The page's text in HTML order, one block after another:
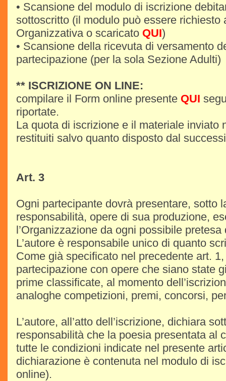
• Scansione del modulo di iscrizione
sottoscritto (il modulo può essere richiesto
Organizzativa o scaricato QUI)
• Scansione della ricevuta di versamento
partecipazione (per la sola Sezione Adulti)
** ISCRIZIONE ON LINE:
compilare il Form online presente QUI
riportate.
La quota di iscrizione e il materiale inviato
restituiti salvo quanto disposto dal
Art. 3
Ogni partecipante dovrà presentare, sotto
responsabilità, opere di sua produzione,
l’Organizzazione da ogni possibile
L’autore è responsabile unico di quanto
Come già specificato nel precedente art.
partecipazione con opere che siano state
prime classificate, al momento
analoghe competizioni, premi, concorsi,
L’autore, all’atto dell’iscrizione, dichiara
responsabilità che la poesia presentata al
tutte le condizioni indicate nel presente
dichiarazione è contenuta nel modulo di
online).